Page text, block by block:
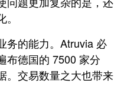
务的能力。Atruvia 必
布德国的 7500 家分
。交易数量之大也带来